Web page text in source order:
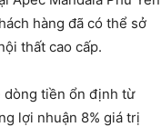
hàng đã có thể sở
thất cao cấp.
dòng tiền ổn định từ
lợi nhuận 8% giá trị